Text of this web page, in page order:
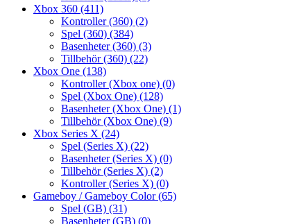
Xbox 360 (411)
Kontroller (360) (2)
Spel (360) (384)
Basenheter (360) (3)
Tillbehör (360) (22)
Xbox One (138)
Kontroller (Xbox one) (0)
Spel (Xbox One) (128)
Basenheter (Xbox One) (1)
Tillbehör (Xbox One) (9)
Xbox Series X (24)
Spel (Series X) (22)
Basenheter (Series X) (0)
Tillbehör (Series X) (2)
Kontroller (Series X) (0)
Gameboy / Gameboy Color(65)
Spel (GB) (31)
Basenheter (GB) (0)